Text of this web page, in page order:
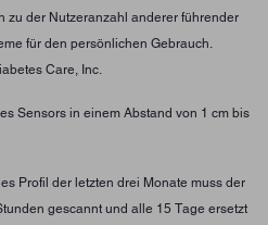
zu der Nutzeranzahl anderer führender
für den persönlichen Gebrauch.
Care, Inc.
Sensors in einem Abstand von 1 cm bis
Profil der letzten drei Monate muss der
gescannt und alle 15 Tage ersetzt